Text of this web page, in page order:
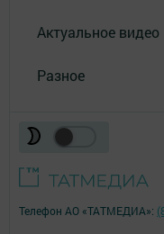
Актуальное видео
Разное
Телефон АО «ТАТМЕДИА»: